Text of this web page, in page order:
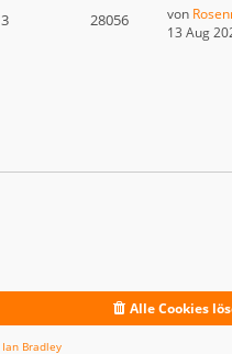
3 28056 von
13 Aug
Alle Cookies
Ian Bradley